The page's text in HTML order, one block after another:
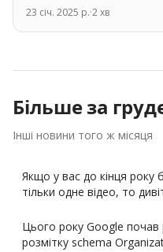
23 січ. 2025 р.·2хв
Більше за
Інші новини того ж місяця
Якщо у вас до кінця року
тільки одне відео, то
Цього року Google
розмітку schema